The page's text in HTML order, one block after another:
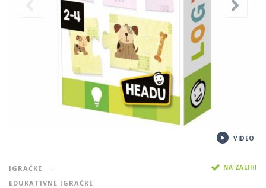
VIDEO
IGRAČKE
EDUKATIVNE IGRAČKE
NA ZALIHI